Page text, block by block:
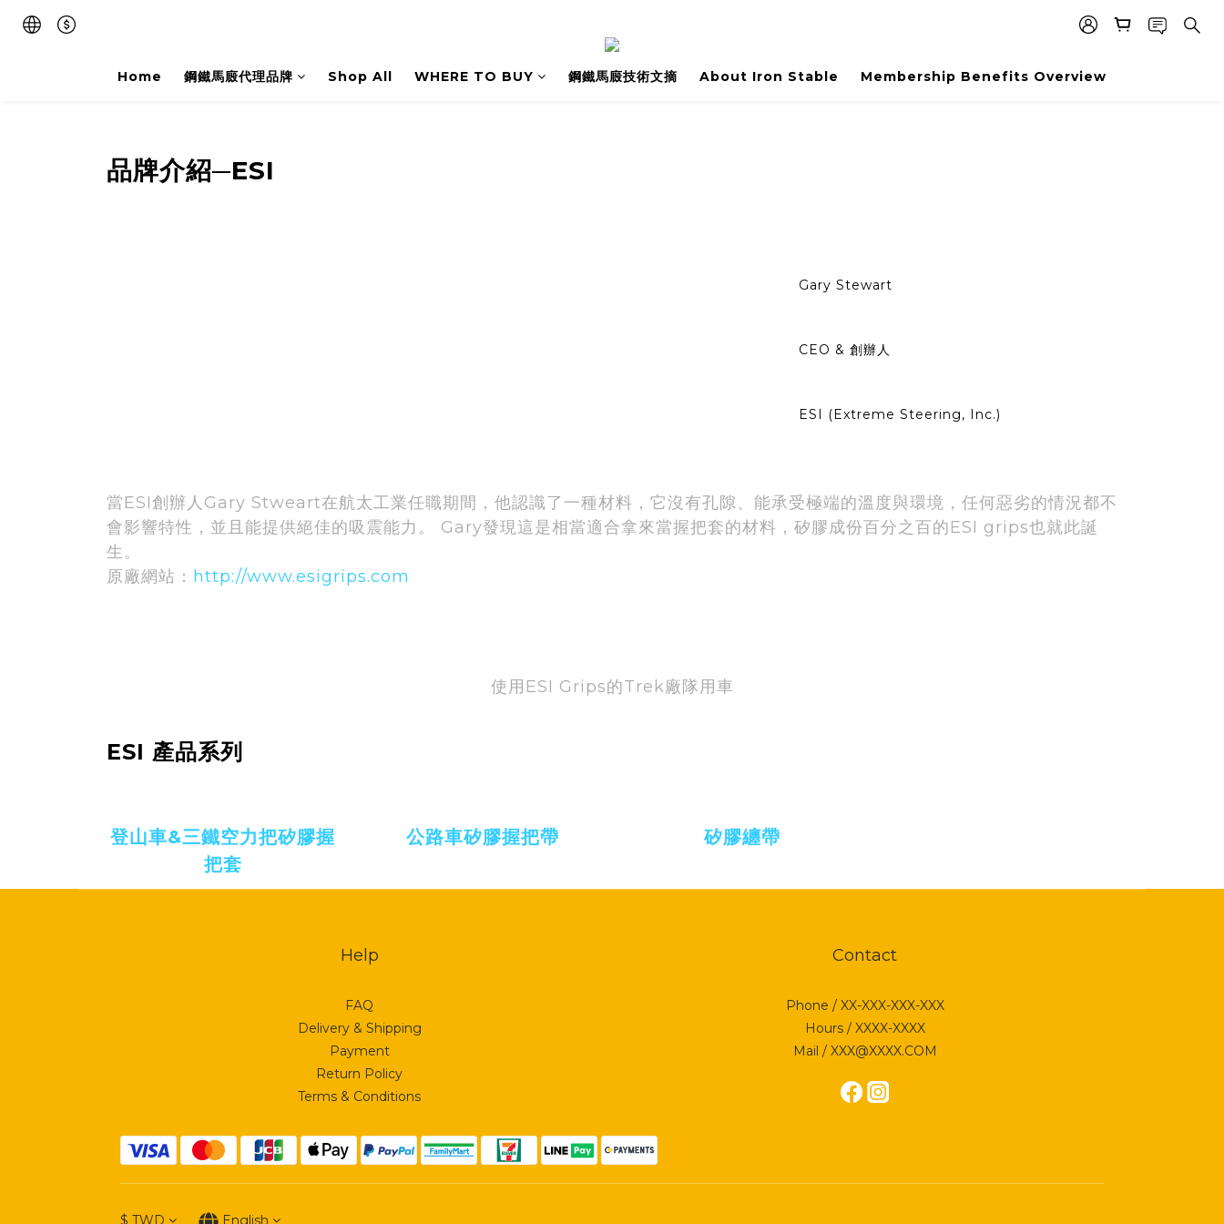
Home 鋼鐵馬廄代理品牌 Shop All WHERE TO BUY 鋼鐵馬廄技術文摘 About Iron Stable Membership Benefits Overview
品牌介紹─ESI
Gary Stewart
CEO & 創辦人
ESI (Extreme Steering, Inc.)
當ESI創辦人Gary Stweart在航太工業任職期間，他認識了一種材料，它沒有孔隙、能承受極端的溫度與環境，任何惡劣的情況都不
會影響特性，並且能提供絕佳的吸震能力。 Gary發現這是相當適合拿來當握把套的材料，矽膠成份百分之百的ESI grips也就此誕
生。
原廠網站： http://www.esigrips.com
使用ESI Grips的Trek廠隊用車
ESI 產品系列
登山車&三鐵空力把矽膠握
把套
公路車矽膠握把帶 矽膠纏帶
Help
FAQ
Delivery & Shipping
Payment
Return Policy
Terms & Conditions
Contact
Phone / XX-XXX-XXX-XXX
Hours / XXXX-XXXX
Mail / XXX@XXXX.COM
$ TWD English